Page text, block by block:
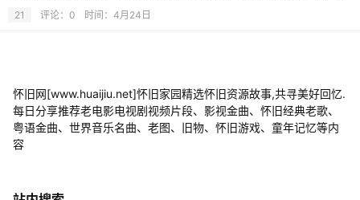
21 评论：0 时间： 4月24日
怀旧网[www.huaijiu.net]怀旧家园精选怀旧资源故事,共寻美好回忆.
每日分享推荐老电影电视剧视频片段、影视金曲、怀旧经典老歌、
粤语金曲、世界音乐名曲、老图、旧物、怀旧游戏、童年记忆等内
容